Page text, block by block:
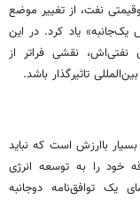
نفت، از تغییر موضع
یاد کرد. در این
نقشی فراتر از
تاثیرگذار باشد.
باارزش است که نباید
خود را به توسعه انرژی
یک توافق‌نامه دوجانبه